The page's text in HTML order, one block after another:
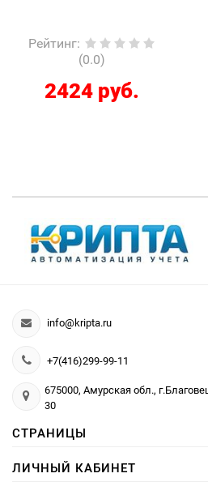
Рейтинг:
(0.0)
2424 руб.
info@kripta.ru
+7(416)299-99-11
675000, Амурская обл.,
30
СТРАНИЦЫ
ЛИЧНЫЙ КАБИНЕТ